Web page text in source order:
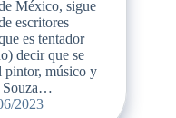
México, sigue
escritores
es tentador
decir que se
pintor, músico y
Souza…
2023